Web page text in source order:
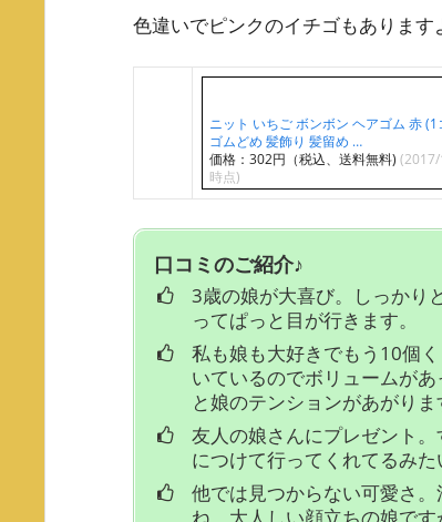
色違いでピンクのイチゴもあります
ニット いちご ボンボン ヘアゴム 赤 (1
ゴムどめ 髪飾り 髪留め …
価格：302円（税込、送料無料)
時点)
口コミのご紹介♪
3歳の娘が大喜び。しっかり
ってぱっと目が行きます。
私も娘も大好きでもう10個
いているのでボリュームが
と娘のテンションがあがりま
友人の娘さんにプレゼント
につけて行ってくれてるみた
他では見つからない可愛さ
ね。大人しい顔立ちの娘で